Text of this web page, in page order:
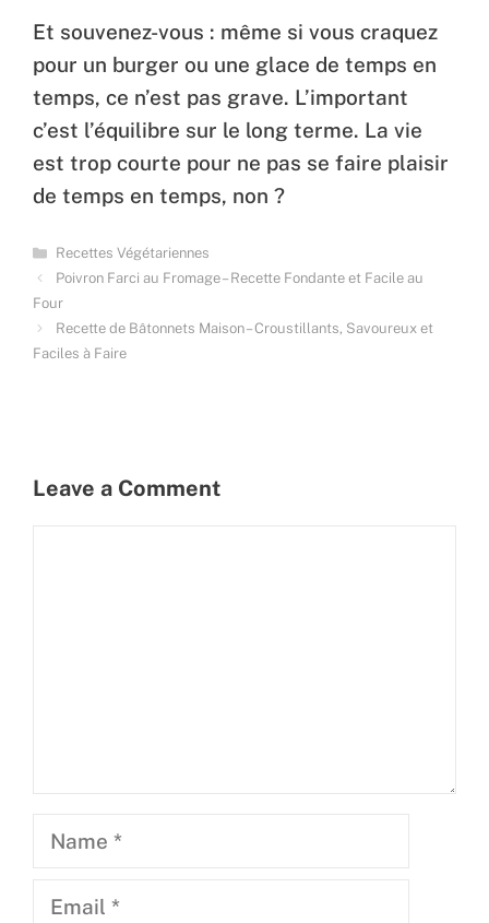
Et souvenez-vous : même si vous craquez
pour un burger ou une glace de temps en
temps, ce n’est pas grave. L’important
c’est l’équilibre sur le long terme. La vie
est trop courte pour ne pas se faire plaisir
de temps en temps, non ?
Categories
Recettes Végétariennes
Poivron Farci au Fromage – Recette Fondante et Facile au
Four
Recette de Bâtonnets Maison – Croustillants, Savoureux et
Faciles à Faire
Leave a Comment
Name
Email